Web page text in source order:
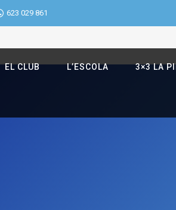
623 029 861
EL CLUB L’ESCOLA 3×3 LA